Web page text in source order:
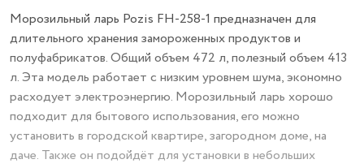
Морозильный ларь Pozis FH-258-1 предназначен для
длительного хранения замороженных продуктов и
полуфабрикатов. Общий объем 472 л, полезный объем 413
л. Эта модель работает с низким уровнем шума, экономно
расходует электроэнергию. Морозильный ларь хорошо
подходит для бытового использования, его можно
установить в городской квартире, загородном доме, на
даче. Также он подойдёт для установки в небольших